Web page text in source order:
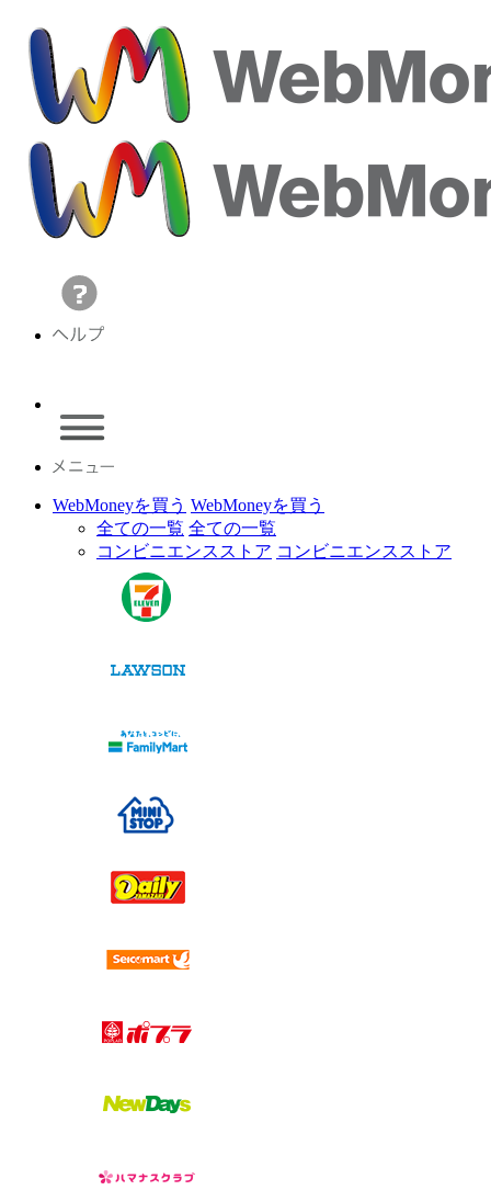
WebMoneyを買う WebMoneyを買う
全ての一覧 全ての一覧
コンビニエンスストア コンビニエンスストア